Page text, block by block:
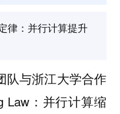
律：并行计算提升
队与浙江大学合作
Law：并行计算缩